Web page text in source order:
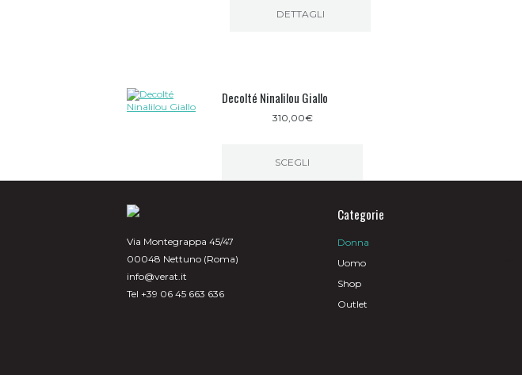
DETTAGLI
Decolté Ninalilou Giallo
310,00€
SCEGLI
varianti.
Le
opzioni
scelte
Via Montegrappa 45/47
00048 Nettuno (Roma)
info@verat.it
Tel +39 06 45 663 636
Categorie
Donna
Uomo
Shop
Outlet